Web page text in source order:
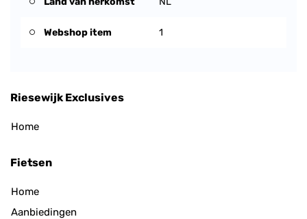
Webshop item 1
Riesewijk Exclusives
Home
Fietsen
Home
Aanbiedingen